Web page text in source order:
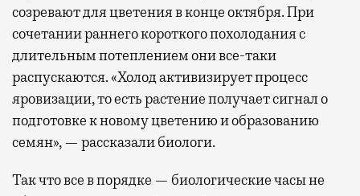
созревают для цветения в конце октября. При
сочетании раннего короткого похолодания с
длительным потеплением они все-таки
распускаются. «Холод активизирует процесс
яровизации, то есть растение получает сигнал о
подготовке к новому цветению и образованию
семян», — рассказали биологи.
Так что все в порядке — биологические часы не